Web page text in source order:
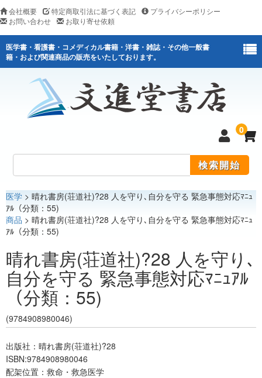
会社概要 特定商取引法に基づく表記
プライバシーポリシー
お問い合わせ
お取り寄せ依頼
医学書・看護書・コメディカル書籍・洋書・雑誌・その他一般書
籍・および関連商品の販売をいたしております。
0
医学
看護
レジデント
医学 > 晴れ書房(荘道社)?28 人を守り､自分を守る 緊急事態対応ﾏﾆｭ
ｱﾙ（分類：55)
商品 > 晴れ書房(荘道社)?28 人を守り､自分を守る 緊急事態対応ﾏﾆｭ
ｱﾙ（分類：55)
晴れ書房(荘道社)?28 人を守り､
自分を守る 緊急事態対応ﾏﾆｭｱﾙ
（分類：55)
(9784908980046)
出版社：晴れ書房(荘道社)?28
ISBN:9784908980046
配架位置：救命・救急医学